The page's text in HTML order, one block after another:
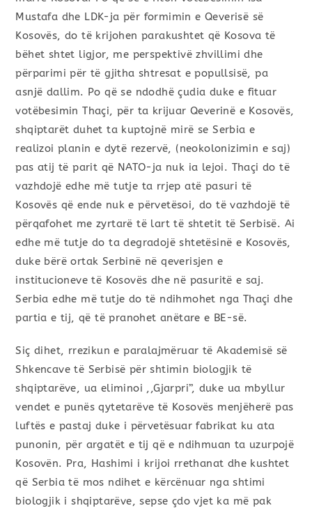
Mustafa dhe LDK-ja për formimin e Qeverisë së
Kosovës, do të krijohen parakushtet që Kosova të
bëhet shtet ligjor, me perspektivë zhvillimi dhe
përparimi për të gjitha shtresat e popullsisë, pa
asnjë dallim. Po që se ndodhë çudia duke e fituar
votëbesimin Thaçi, për ta krijuar Qeverinë e Kosovës,
shqiptarët duhet ta kuptojnë mirë se Serbia e
realizoi planin e dytë rezervë, (neokolonizimin e saj)
pas atij të parit që NATO-ja nuk ia lejoi. Thaçi do të
vazhdojë edhe më tutje ta rrjep atë pasuri të
Kosovës që ende nuk e përvetësoi, do të vazhdojë të
përqafohet me zyrtarë të lart të shtetit të Serbisë. Ai
edhe më tutje do ta degradojë shtetësinë e Kosovës,
duke bërë ortak Serbinë në qeverisjen e
institucioneve të Kosovës dhe në pasuritë e saj.
Serbia edhe më tutje do të ndihmohet nga Thaçi dhe
partia e tij, që të pranohet anëtare e BE-së.
Siç dihet, rrezikun e paralajmëruar të Akademisë së
Shkencave të Serbisë për shtimin biologjik të
shqiptarëve, ua eliminoi ,,Gjarpri’’, duke ua mbyllur
vendet e punës qytetarëve të Kosovës menjëherë pas
luftës e pastaj duke i përvetësuar fabrikat ku ata
punonin, për argatët e tij që e ndihmuan ta uzurpojë
Kosovën. Pra, Hashimi i krijoi rrethanat dhe kushtet
që Serbia të mos ndihet e kërcënuar nga shtimi
biologjik i shqiptarëve, sepse çdo vjet ka më pak